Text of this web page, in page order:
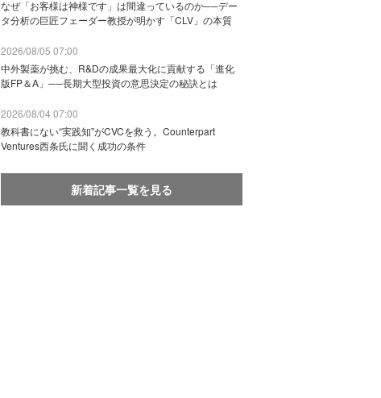
なぜ「お客様は神様です」は間違っているのか──デー
タ分析の巨匠フェーダー教授が明かす「CLV」の本質
2026/08/05 07:00
中外製薬が挑む、R&Dの成果最大化に貢献する「進化
版FP＆A」──長期大型投資の意思決定の秘訣とは
2026/08/04 07:00
教科書にない“実践知”がCVCを救う。Counterpart
Ventures西条氏に聞く成功の条件
新着記事一覧を見る